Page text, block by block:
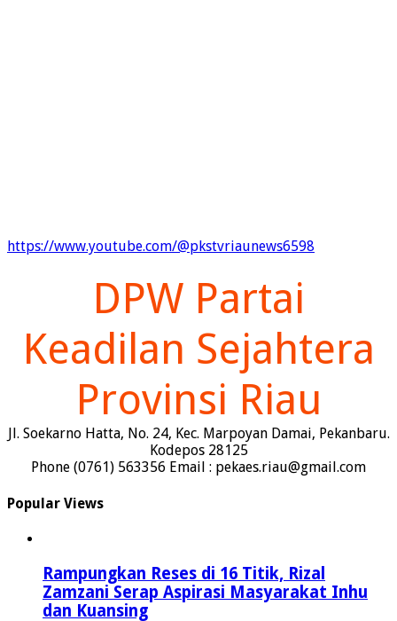
https://www.youtube.com/@pkstvriaunews6598
DPW Partai
Keadilan Sejahtera
Provinsi Riau
Jl. Soekarno Hatta, No. 24, Kec. Marpoyan Damai, Pekanbaru.
Kodepos 28125
Phone (0761) 563356 Email : pekaes.riau@gmail.com
Popular Views
Rampungkan Reses di 16 Titik, Rizal
Zamzani Serap Aspirasi Masyarakat Inhu
dan Kuansing